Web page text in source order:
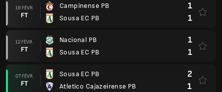
18 FÉVR.
FT
Campinense PB
Sousa EC PB
1
1
12 FÉVR.
FT
Nacional PB
Sousa EC PB
1
1
07 FÉVR.
FT
Sousa EC PB
Atletico Cajazeirense PB
2
1